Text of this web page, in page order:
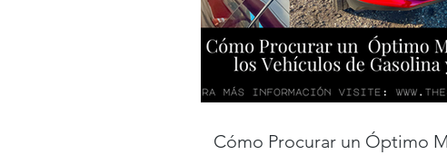
Cómo Procurar un Óptimo Mantenimiento en